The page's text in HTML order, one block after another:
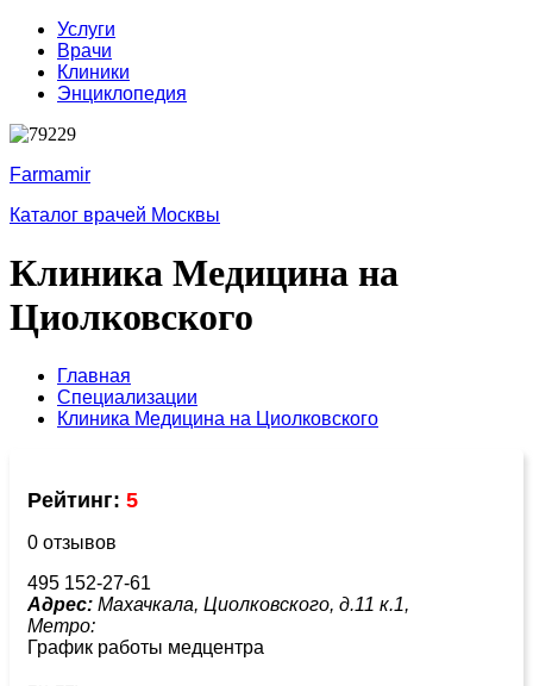
Услуги
Врачи
Клиники
Энциклопедия
Farmamir
Каталог врачей Москвы
Клиника Медицина на
Циолковского
Главная
Специализации
Клиника Медицина на Циолковского
Рейтинг: 5
0 отзывов
495 152-27-61
Адрес: Махачкала, Циолковского, д.11 к.1,
Метро:
График работы медцентра